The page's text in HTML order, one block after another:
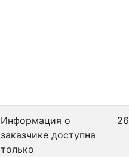
Информация о
заказчике доступна
только